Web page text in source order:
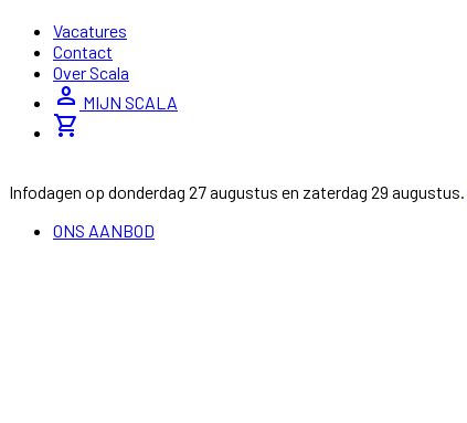
Vacatures
Contact
Over Scala
person MIJN SCALA
shopping_cart
Infodagen op donderdag 27 augustus en zaterdag 29 augustus.
ONS AANBOD